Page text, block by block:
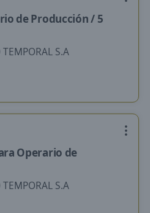
de Producción / 5
TEMPORAL S.A
Operario de
TEMPORAL S.A